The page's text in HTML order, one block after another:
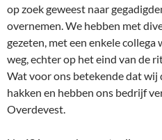
op zoek geweest naar
overnemen. We hebben met
gezeten, met een enkele
weg, echter op het eind van de
Wat voor ons betekende dat wij
hakken en hebben ons bedrijf
Overdevest.